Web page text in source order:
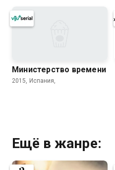
Министерство времени
2015, Испания,
Ещё в жанре: